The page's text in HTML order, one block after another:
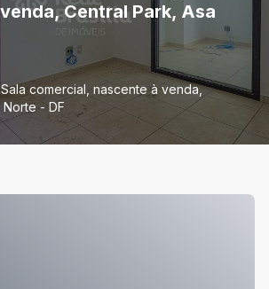
Central Park, Asa
comercial, nascente à venda,
Norte - DF